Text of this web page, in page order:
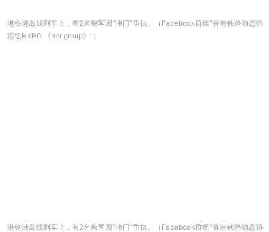
港铁港岛线列车上，有2名乘客因“冲门”争执。（Facebook群组“香港铁路动态追
踪组HKRG 《mtr group》”）
港铁港岛线列车上，有2名乘客因“冲门”争执。（Facebook群组“香港铁路动态追